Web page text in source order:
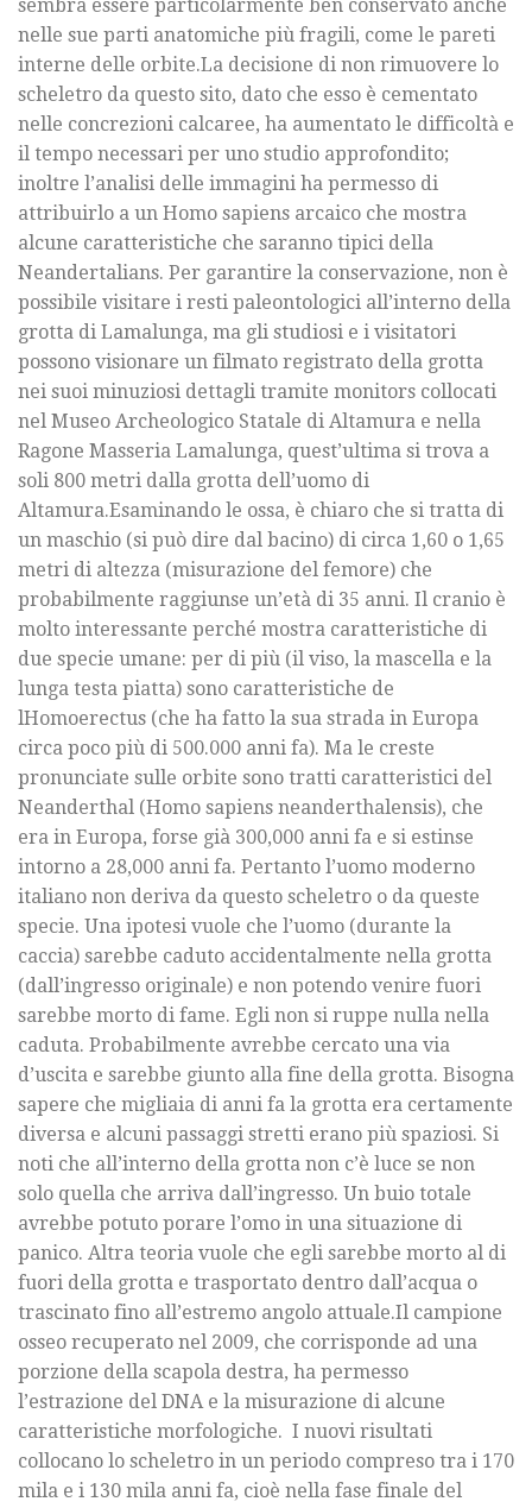
sembra essere particolarmente ben conservato anche
nelle sue parti anatomiche più fragili, come le pareti
interne delle orbite.La decisione di non rimuovere lo
scheletro da questo sito, dato che esso è cementato
nelle concrezioni calcaree, ha aumentato le difficoltà e
il tempo necessari per uno studio approfondito;
inoltre l’analisi delle immagini ha permesso di
attribuirlo a un Homo sapiens arcaico che mostra
alcune caratteristiche che saranno tipici della
Neandertalians. Per garantire la conservazione, non è
possibile visitare i resti paleontologici all’interno della
grotta di Lamalunga, ma gli studiosi e i visitatori
possono visionare un filmato registrato della grotta
nei suoi minuziosi dettagli tramite monitors collocati
nel Museo Archeologico Statale di Altamura e nella
Ragone Masseria Lamalunga, quest’ultima si trova a
soli 800 metri dalla grotta dell’uomo di
Altamura.Esaminando le ossa, è chiaro che si tratta di
un maschio (si può dire dal bacino) di circa 1,60 o 1,65
metri di altezza (misurazione del femore) che
probabilmente raggiunse un’età di 35 anni. Il cranio è
molto interessante perché mostra caratteristiche di
due specie umane: per di più (il viso, la mascella e la
lunga testa piatta) sono caratteristiche de
lHomoerectus (che ha fatto la sua strada in Europa
circa poco più di 500.000 anni fa). Ma le creste
pronunciate sulle orbite sono tratti caratteristici del
Neanderthal (Homo sapiens neanderthalensis), che
era in Europa, forse già 300,000 anni fa e si estinse
intorno a 28,000 anni fa. Pertanto l’uomo moderno
italiano non deriva da questo scheletro o da queste
specie. Una ipotesi vuole che l’uomo (durante la
caccia) sarebbe caduto accidentalmente nella grotta
(dall’ingresso originale) e non potendo venire fuori
sarebbe morto di fame. Egli non si ruppe nulla nella
caduta. Probabilmente avrebbe cercato una via
d’uscita e sarebbe giunto alla fine della grotta. Bisogna
sapere che migliaia di anni fa la grotta era certamente
diversa e alcuni passaggi stretti erano più spaziosi. Si
noti che all’interno della grotta non c’è luce se non
solo quella che arriva dall’ingresso. Un buio totale
avrebbe potuto porare l’omo in una situazione di
panico. Altra teoria vuole che egli sarebbe morto al di
fuori della grotta e trasportato dentro dall’acqua o
trascinato fino all’estremo angolo attuale.Il campione
osseo recuperato nel 2009, che corrisponde ad una
porzione della scapola destra, ha permesso
l’estrazione del DNA e la misurazione di alcune
caratteristiche morfologiche. I nuovi risultati
collocano lo scheletro in un periodo compreso tra i 170
mila e i 130 mila anni fa, cioè nella fase finale del